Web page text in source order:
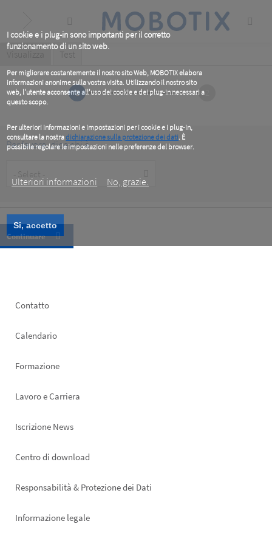
I cookie e i plug-in sono importanti per il corretto
funzionamento di un sito web.
Per migliorare costantemente il nostro sito Web, MOBOTIX elabora
informazioni anonime sulla vostra visita. Utilizzando il nostro sito
web, l'utente acconsente all'uso dei cookie e dei plug-in necessari a
questo scopo.
Per ulteriori informazioni e impostazioni per i cookie e i plug-in,
consultare la nostradichiarazione sulla protezione dei dati. È
possibile regolare le impostazioni nelle preferenze del browser.
Ulteriori informazioni
No, grazie.
Si, accetto
content
Primary
tabs
Visualizza (active
Test
1
Per favore, dice chi è
Type
Footer
Contatto
Calendario
Formazione
Lavoro e Carriera
Iscrizione News
Footer
Centro di download
Responsabilità & Protezione dei Dati
Informazione legale